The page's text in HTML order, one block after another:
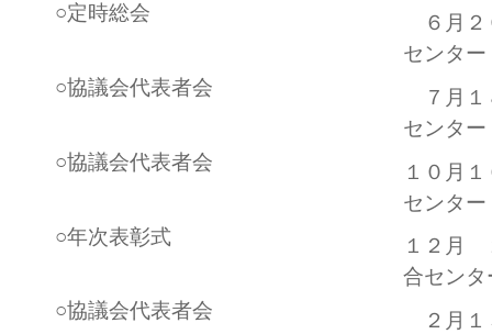
○定時総会
６月２
センター
○協議会代表者会
７月１
センター
○協議会代表者会
１０月
センター
○年次表彰式
１２月
合センタ
○協議会代表者会
２月１